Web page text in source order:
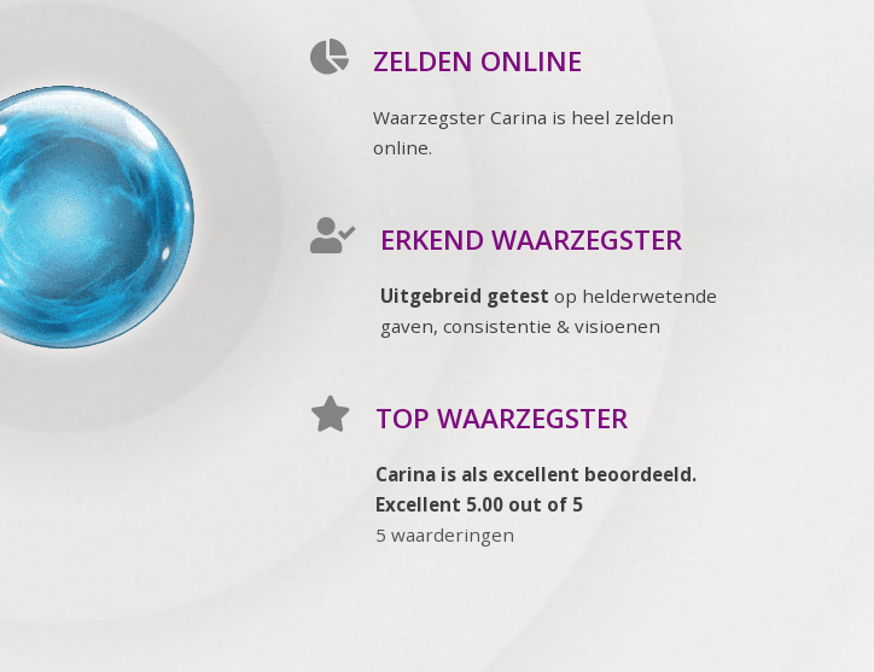
ZELDEN ONLINE
Waarzegster Carina is heel zelden
online.
ERKEND WAARZEGSTER
Uitgebreid getest op helderwetende
gaven, consistentie & visioenen
TOP WAARZEGSTER
Carina is als excellent beoordeeld.
Excellent 5.00 out of 5
5 waarderingen